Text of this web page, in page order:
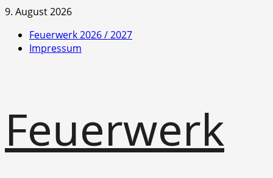
Zum
springen
9. August 2026
Feuerwerk 2026 / 2027
Impressum
Feuerwerk